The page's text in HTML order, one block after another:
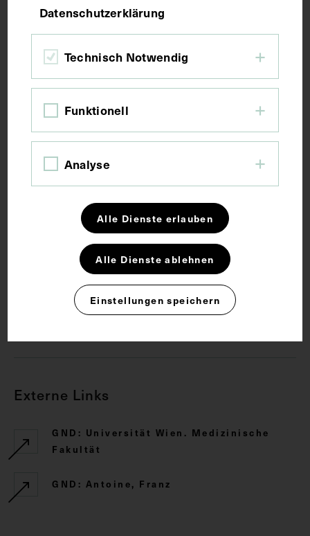
13,7 x 9,7 cm
Kurzbeschreibung
Franz Antoine und wurde 1911 angefertigt.
Schlagwörter
Externe Links
GND: Universität Wien. Medizinische
Fakultät
GND: Antoine, Franz
Datenschutzerklärung
Technisch Notwendig
Funktionell
Analyse
Alle Dienste erlauben
Alle Dienste ablehnen
Einstellungen speichern